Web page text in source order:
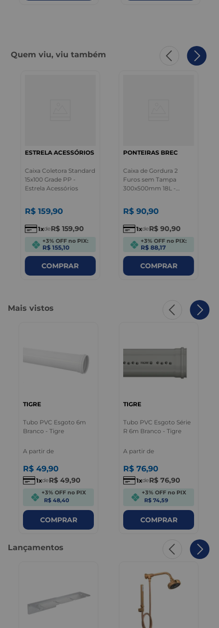
Quem viu, viu também
ESTRELA ACESSÓRIOS
Caixa Coletora Standard
15x100 Grade PP -
Estrela Acessórios
R$ 159,90
1 deR$ 159,90
+3% OFF no PIX:
R$ 155,10
COMPRAR
PONTEIRAS BREC
Caixa de Gordura 2
Furos sem Tampa
300x500mm 18L -
R$ 90,90
1 deR$ 90,90
+3% OFF no PIX:
R$ 88,17
COMPRAR
Mais vistos
TIGRE
Tubo PVC Esgoto 6m
Branco - Tigre
A partir de
R$ 49,90
1 deR$ 49,90
+3% OFF no PIX
R$ 48,40
COMPRAR
TIGRE
Tubo PVC Esgoto Série
R 6m Branco - Tigre
A partir de
R$ 76,90
1 deR$ 76,90
+3% OFF no PIX
R$ 74,59
COMPRAR
Lançamentos